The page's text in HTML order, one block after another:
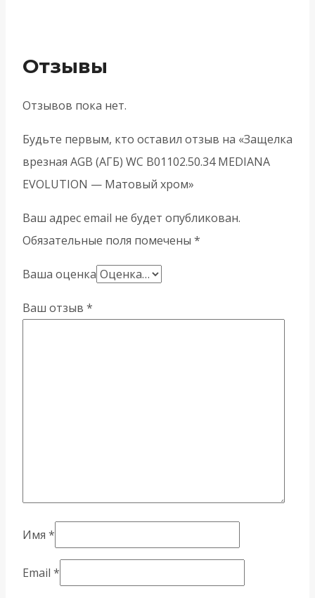
Отзывы
Отзывов пока нет.
Будьте первым, кто оставил отзыв на «Защелка
врезная AGB (АГБ) WC B01102.50.34 MEDIANA
EVOLUTION — Матовый хром»
Ваш адрес email не будет опубликован.
Обязательные поля помечены *
Ваша оценка
Ваш отзыв *
Имя *
Email *